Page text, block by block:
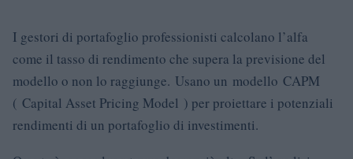
I gestori di portafoglio professionisti calcolano l’alfa
come il tasso di rendimento che supera la previsione del
modello o non lo raggiunge. Usano un modello CAPM
( Capital Asset Pricing Model ) per proiettare i potenziali
rendimenti di un portafoglio di investimenti.